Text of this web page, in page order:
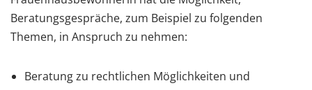
Beratungsgespräche, zum Beispiel zu folgenden
Themen, in Anspruch zu nehmen:
Beratung zu rechtlichen Möglichkeiten und